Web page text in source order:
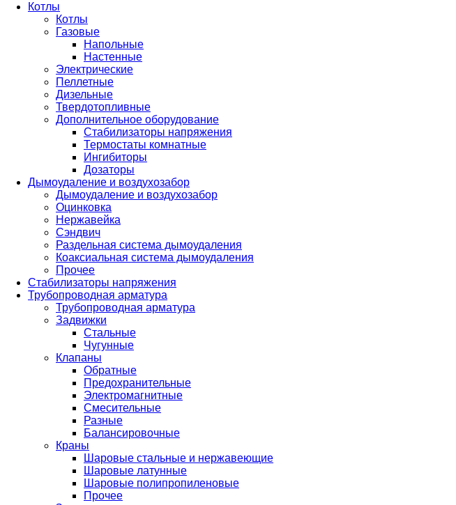
Котлы
Котлы
Газовые
Напольные
Настенные
Электрические
Пеллетные
Дизельные
Твердотопливные
Дополнительное оборудование
Стабилизаторы напряжения
Термостаты комнатные
Ингибиторы
Дозаторы
Дымоудаление и воздухозабор
Дымоудаление и воздухозабор
Оцинковка
Нержавейка
Сэндвич
Раздельная система дымоудаления
Коаксиальная система дымоудаления
Прочее
Стабилизаторы напряжения
Трубопроводная арматура
Трубопроводная арматура
Задвижки
Стальные
Чугунные
Клапаны
Обратные
Предохранительные
Электромагнитные
Смесительные
Разные
Балансировочные
Краны
Шаровые стальные и нержавеющие
Шаровые латунные
Шаровые полипропиленовые
Прочее